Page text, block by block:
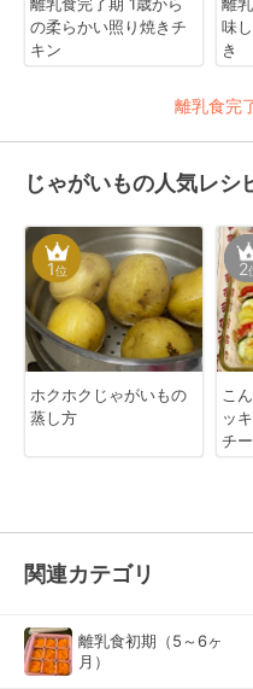
の柔らかい照り焼きチ
キン
味
き
離乳食完
じゃがいもの人気レシ
1位
ホクホクじゃがいもの
蒸し方
2
こ
ッ
チ
関連カテゴリ
離乳食初期（5～6ヶ
月）